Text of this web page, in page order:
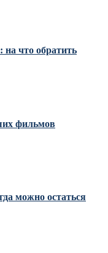
на что обратить
фильмов
можно остаться